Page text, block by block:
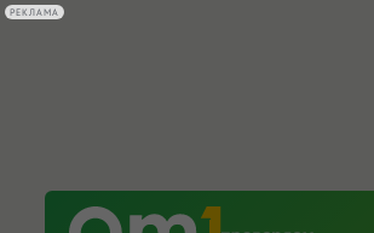
РЕКЛАМА